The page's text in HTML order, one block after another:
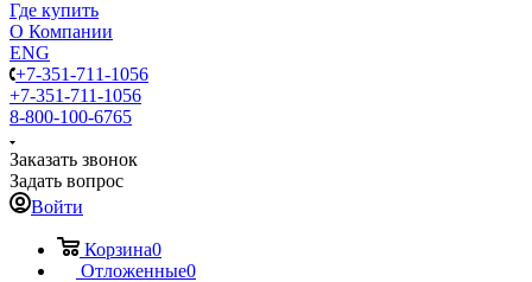
Где купить
О Компании
ENG
+7-351-711-1056
+7-351-711-1056
8-800-100-6765
Заказать звонок
Задать вопрос
Войти
Корзина0
Отложенные0